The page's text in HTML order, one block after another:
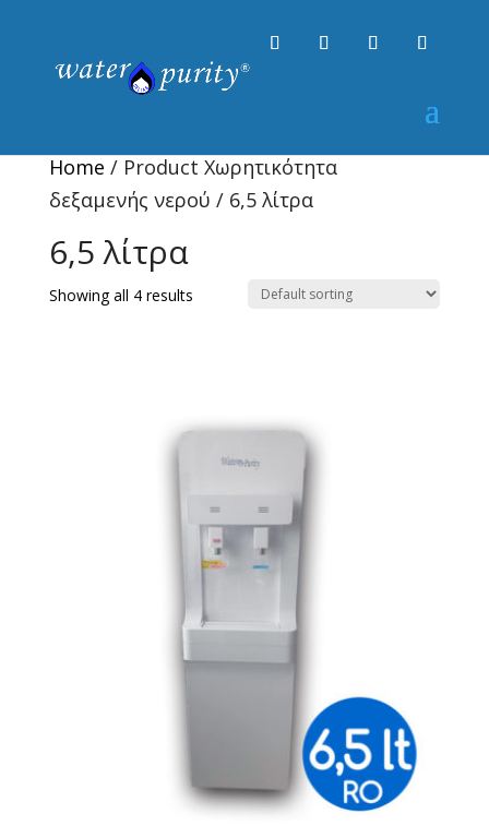
Home / Product Χωρητικότητα
δεξαμενής νερού / 6,5 λίτρα
6,5 λίτρα
Showing all 4 results